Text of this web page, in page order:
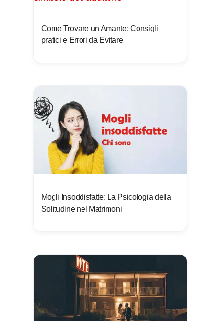
Come Trovare un Amante: Consigli
pratici e Errori da Evitare
Mogli Insoddisfatte: La Psicologia della
Solitudine nel Matrimoni